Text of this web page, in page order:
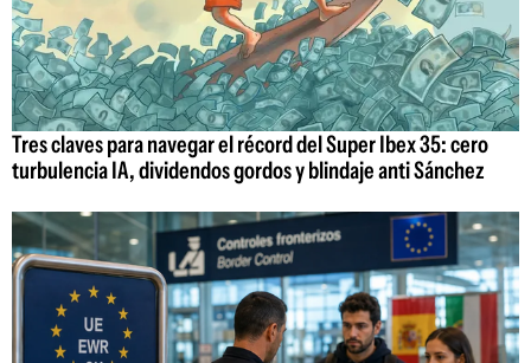
Tres claves para navegar el récord del Super Ibex 35: cero
turbulencia IA, dividendos gordos y blindaje anti Sánchez